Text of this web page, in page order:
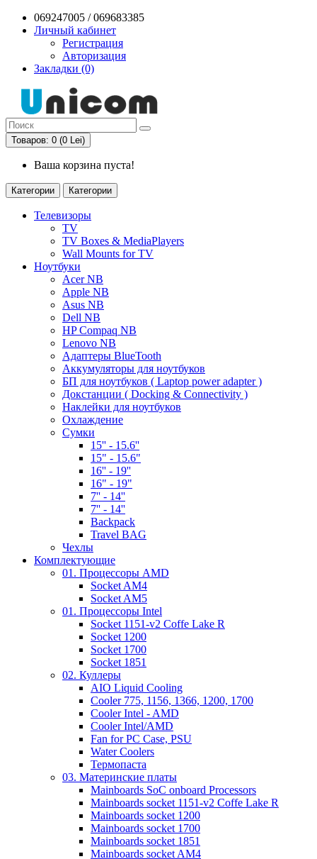
069247005 / 069683385
Личный кабинет
Регистрация
Авторизация
Закладки (0)
Товаров: 0 (0 Lei)
Ваша корзина пуста!
Категории Категории
Телевизоры
TV
TV Boxes & MediaPlayers
Wall Mounts for TV
Ноутбуки
Acer NB
Apple NB
Asus NB
Dell NB
HP Compaq NB
Lenovo NB
Адаптеры BlueTooth
Аккумуляторы для ноутбуков
БП для ноутбуков ( Laptop power adapter )
Докстанции ( Docking & Connectivity )
Наклейки для ноутбуков
Охлаждение
Сумки
15'' - 15.6''
15" - 15.6"
16'' - 19''
16" - 19"
7'' - 14''
7'' - 14''
Backpack
Travel BAG
Чехлы
Комплектующие
01. Процессоры AMD
Socket AM4
Socket AM5
01. Процессоры Intel
Socket 1151-v2 Coffe Lake R
Socket 1200
Socket 1700
Socket 1851
02. Куллеры
AIO Liquid Cooling
Cooler 775, 1156, 1366, 1200, 1700
Cooler Intel - AMD
Cooler Intel/AMD
Fan for PC Case, PSU
Water Coolers
Термопаста
03. Материнские платы
Mainboards SoC onboard Processors
Mainboards socket 1151-v2 Coffe Lake R
Mainboards socket 1200
Mainboards socket 1700
Mainboards socket 1851
Mainboards socket AM4